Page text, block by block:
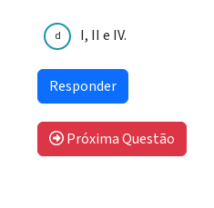
d I, II e IV.
Próxima Questão